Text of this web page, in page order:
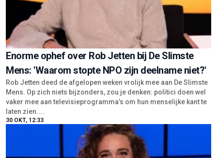
Enorme ophef over Rob Jetten bij De Slimste
Mens: 'Waarom stopte NPO zijn deelname niet?'
Rob Jetten deed de afgelopen weken vrolijk mee aan De Slimste
Mens. Op zich niets bijzonders, zou je denken: politici doen wel
vaker mee aan televisieprogramma’s om hun menselijke kant te
laten zien....
30 OKT, 12:33